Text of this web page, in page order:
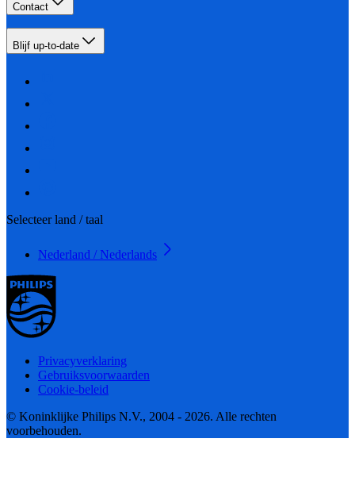
Contact
Blijf up-to-date
Selecteer land / taal
Nederland / Nederlands
Privacyverklaring
Gebruiksvoorwaarden
Cookie-beleid
© Koninklijke Philips N.V., 2004 - 2026. Alle rechten
voorbehouden.